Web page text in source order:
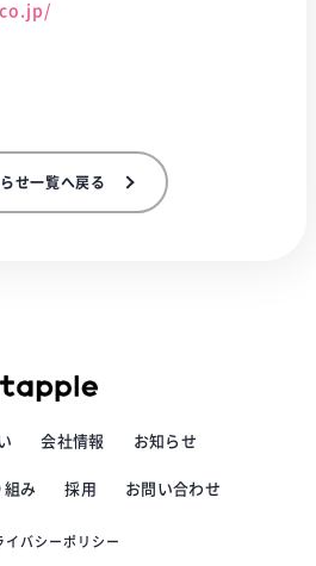
せ一覧へ戻る
会社情報 お知らせ
組み 採用 お問い合わせ
イバシーポリシー